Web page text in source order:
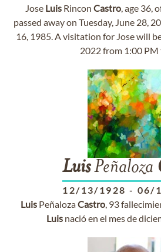
Jose LuisRincon Castro, age 36,
passed away on Tuesday, June 28,
16, 1985. A visitation for Jose will
2022 from 1:00 PM
LuisPeñaloza
12/13/1928 - 06/
LuisPeñalozaCastro, 93
Luisnació en el mes de